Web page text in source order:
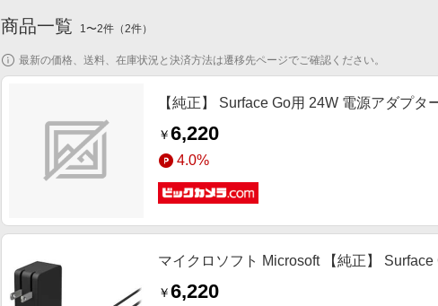
商品一覧 1〜2件 （2件）
最新の価格、送料、在庫状況と決済方法は遷移先ページでご確認ください。
【純正】 Surface Go用 24W 電源アダプタ
￥6,220
4.0%
マイクロソフト Microsoft 【純正】
￥6,220